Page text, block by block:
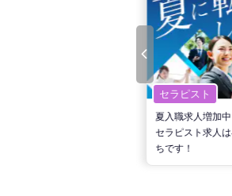
セラピスト
夏入職求人増加
セラピスト求人
ちです！